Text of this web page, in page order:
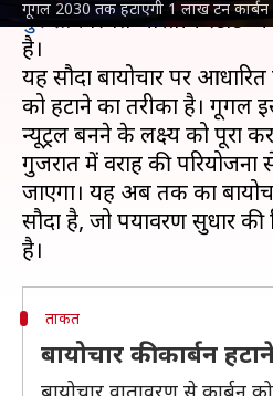
गूगल 2030 तक हटाएगी 1 लाख टन कार्बन
गुरूग्रामस्थित भारतीय स्टार्ट-
है।
यह सौदा बायोचार पर
को हटाने का तरीका है। गूगल
न्यूट्रल बनने के लक्ष्य को पूरा
गुजरात में वराह की परियोजना
जाएगा। यह अब तक का
सौदा है, जो पर्यावरण सुधार
ताकत
बायोचार की कार्बन
बायोचार वातावरण से कार्बन